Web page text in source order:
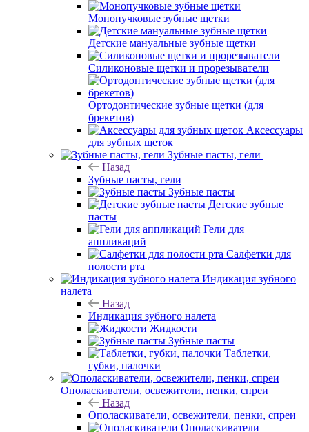
Монопучковые зубные щетки
Детские мануальные зубные щетки
Силиконовые щетки и прорезыватели
Ортодонтические зубные щетки (для
брекетов)
Аксессуары
для зубных щеток
Зубные пасты, гели
Назад
Зубные пасты, гели
Зубные пасты
Детские зубные
пасты
Гели для
аппликаций
Салфетки для
полости рта
Индикация зубного
налета
Назад
Индикация зубного налета
Жидкости
Зубные пасты
Таблетки,
губки, палочки
Ополаскиватели, освежители, пенки, спреи
Назад
Ополаскиватели, освежители, пенки, спреи
Ополаскиватели